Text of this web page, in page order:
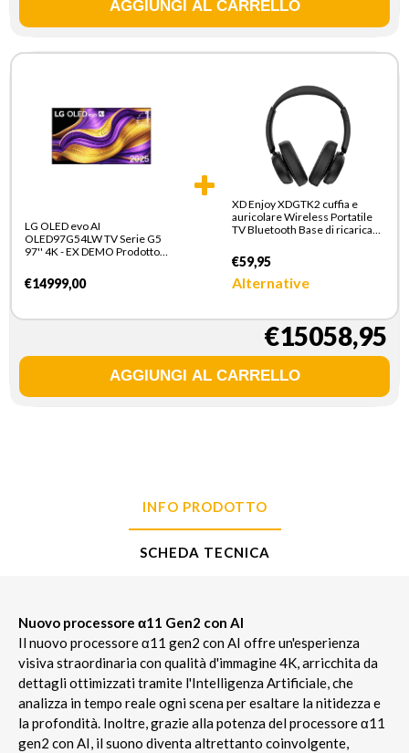
LG OLED evo AI
OLED97G54LW TV Serie G5
97'' 4K - EX DEMO Prodotto
€14999,00
XD Enjoy XDGTK2 cuffia e
auricolare Wireless Portatile
TV Bluetooth Base di ricarica
€59,95
Alternative
€15058,95
INFO PRODOTTO
SCHEDA TECNICA
Nuovo processore α11 Gen2 con AI
Il nuovo processore α11 gen2 con AI offre un'esperienza
visiva straordinaria con qualità d'immagine 4K, arricchita da
dettagli ottimizzati tramite l'Intelligenza Artificiale, che
analizza in tempo reale ogni scena per esaltare la nitidezza e
la profondità. Inoltre, grazie alla potenza del processore α11
gen2 con AI, il suono diventa altrettanto coinvolgente,